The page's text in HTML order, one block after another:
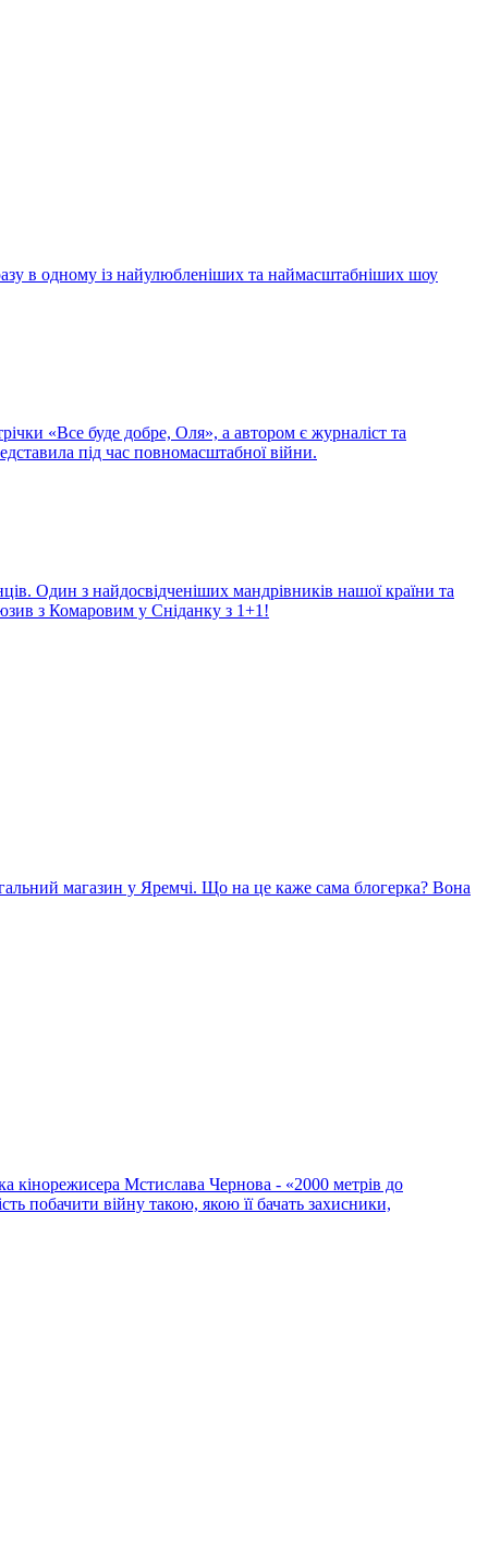
в одному із найулюбленіших та наймасштабніших шоу
«Все буде добре, Оля», а автором є журналіст та
під час повномасштабної війни.
Один з найдосвідченіших мандрівників нашої країни та
з Комаровим у Сніданку з 1+1!
магазин у Яремчі. Що на це каже сама блогерка? Вона
кінорежисера Мстислава Чернова - «2000 метрів до
побачити війну такою, якою її бачать захисники,